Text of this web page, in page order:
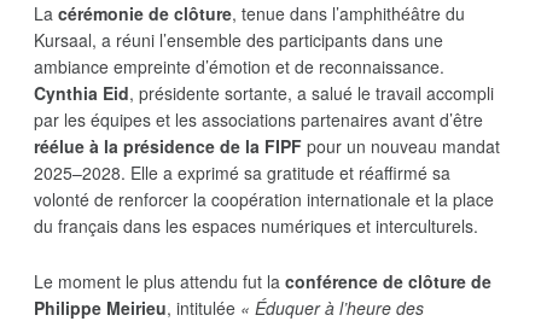
La cérémonie de clôture, tenue dans l’amphithéâtre du
Kursaal, a réuni l’ensemble des participants dans une
ambiance empreinte d’émotion et de reconnaissance.
Cynthia Eid, présidente sortante, a salué le travail accompli
par les équipes et les associations partenaires avant d’être
réélue à la présidence de la FIPFpour un nouveau mandat
2025–2028. Elle a exprimé sa gratitude et réaffirmé sa
volonté de renforcer la coopération internationale et la place
du français dans les espaces numériques et interculturels.
Le moment le plus attendu fut la conférence de clôture de
Philippe Meirieu, intitulée « Éduquer à l’heure des